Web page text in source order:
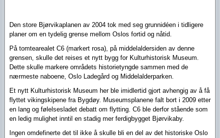
Den store Bjørvikaplanen av 2004 tok med seg grunnidéen i tidligere
planer om en tydelig grense mellom Oslos fortid og nåtid.
På tomtearealet C6 (markert rosa), på middelaldersiden av denne
grensen, skulle det reises et nytt bygg for Kulturhistorisk Museum.
Dette skulle markere områdets historietyngde sammen med de
nærmeste naboene, Oslo Ladegård og Middelalderparken.
Et nytt Kulturhistorisk Museum her ble imidlertid gjort avhengig av å få
flyttet vikingskipene fra Bygdøy. Museumsplanene falt bort i 2009 etter
en lang og følelsesladet debatt om flytting. C6 ble derfor stående som
en ledig mulighet inntil en stadig mer ferdigbygget Bjørvikaby.
Ingen omdefinerte det til ikke å skulle bli en del av det historiske Oslo